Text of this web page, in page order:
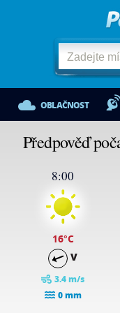
OBLAČNOST
Předpověď
8:00
16°C
V
3.4 m/s
0 mm